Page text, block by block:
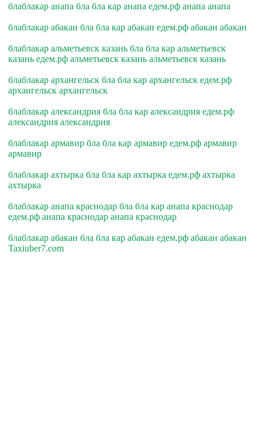
блаблакар анапа бла бла кар анапа едем.рф анапа анапа
блаблакар абакан бла бла кар абакан едем.рф абакан абакан
блаблакар альметьевск казань бла бла кар альметьевск
казань едем.рф альметьевск казань альметьевск казань
блаблакар архангельск бла бла кар архангельск едем.рф
архангельск архангельск
блаблакар александрия бла бла кар александрия едем.рф
александрия александрия
блаблакар армавир бла бла кар армавир едем.рф армавир
армавир
блаблакар ахтырка бла бла кар ахтырка едем.рф ахтырка
ахтырка
блаблакар анапа краснодар бла бла кар анапа краснодар
едем.рф анапа краснодар анапа краснодар
блаблакар абакан бла бла кар абакан едем.рф абакан абакан
Taxiuber7.com